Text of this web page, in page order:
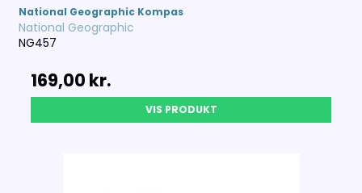
National Geographic Kompas
National Geographic
NG457
169,00 kr.
VIS PRODUKT